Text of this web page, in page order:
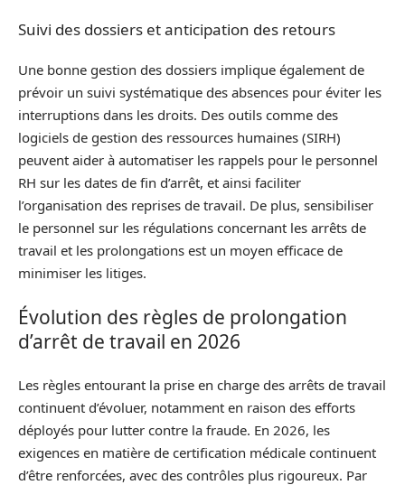
Suivi des dossiers et anticipation des retours
Une bonne gestion des dossiers implique également de
prévoir un suivi systématique des absences pour éviter les
interruptions dans les droits. Des outils comme des
logiciels de gestion des ressources humaines (SIRH)
peuvent aider à automatiser les rappels pour le personnel
RH sur les dates de fin d’arrêt, et ainsi faciliter
l’organisation des reprises de travail. De plus, sensibiliser
le personnel sur les régulations concernant les arrêts de
travail et les prolongations est un moyen efficace de
minimiser les litiges.
Évolution des règles de prolongation
d’arrêt de travail en 2026
Les règles entourant la prise en charge des arrêts de travail
continuent d’évoluer, notamment en raison des efforts
déployés pour lutter contre la fraude. En 2026, les
exigences en matière de certification médicale continuent
d’être renforcées, avec des contrôles plus rigoureux. Par